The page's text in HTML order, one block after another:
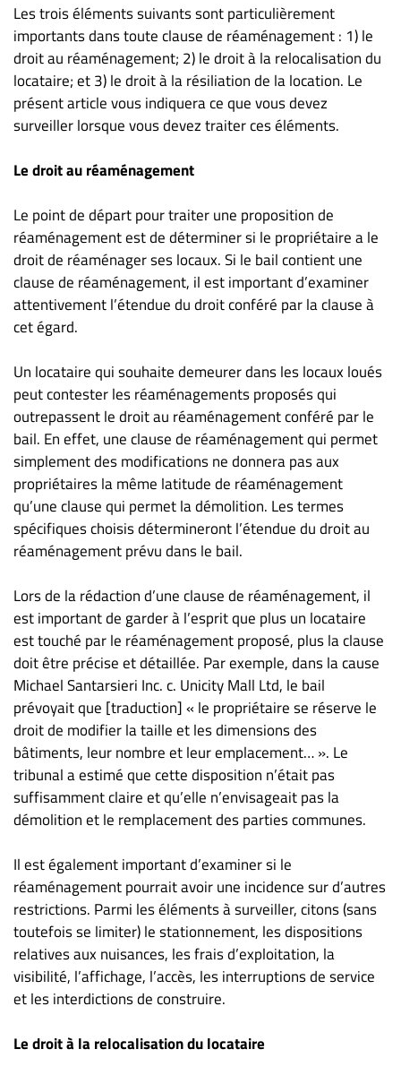
Politique de
confidentialité
Les trois éléments suivants sont particulièrement
importants dans toute clause de réaménagement : 1) le
droit au réaménagement; 2) le droit à la relocalisation du
locataire; et 3) le droit à la résiliation de la location. Le
présent article vous indiquera ce que vous devez
surveiller lorsque vous devez traiter ces éléments.
Le droit au réaménagement
Le point de départ pour traiter une proposition de
réaménagement est de déterminer si le propriétaire a le
droit de réaménager ses locaux. Si le bail contient une
clause de réaménagement, il est important d’examiner
attentivement l’étendue du droit conféré par la clause à
cet égard.
Un locataire qui souhaite demeurer dans les locaux loués
peut contester les réaménagements proposés qui
outrepassent le droit au réaménagement conféré par le
bail. En effet, une clause de réaménagement qui permet
simplement des modifications ne donnera pas aux
propriétaires la même latitude de réaménagement
qu’une clause qui permet la démolition. Les termes
spécifiques choisis détermineront l’étendue du droit au
réaménagement prévu dans le bail.
Lors de la rédaction d’une clause de réaménagement, il
est important de garder à l’esprit que plus un locataire
est touché par le réaménagement proposé, plus la clause
doit être précise et détaillée. Par exemple, dans la cause
Michael Santarsieri Inc. c. Unicity Mall Ltd, le bail
prévoyait que [traduction] « le propriétaire se réserve le
droit de modifier la taille et les dimensions des
bâtiments, leur nombre et leur emplacement… ». Le
tribunal a estimé que cette disposition n’était pas
suffisamment claire et qu’elle n’envisageait pas la
démolition et le remplacement des parties communes.
Il est également important d’examiner si le
réaménagement pourrait avoir une incidence sur d’autres
restrictions. Parmi les éléments à surveiller, citons (sans
toutefois se limiter) le stationnement, les dispositions
relatives aux nuisances, les frais d’exploitation, la
visibilité, l’affichage, l’accès, les interruptions de service
et les interdictions de construire.
Le droit à la relocalisation du locataire